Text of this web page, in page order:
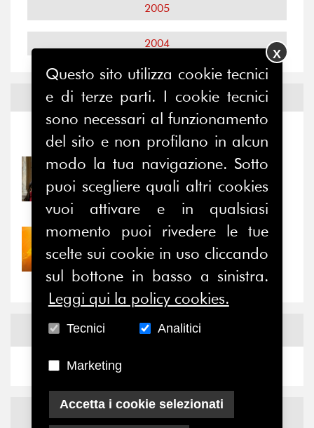
2005
2004
Notizie ed Eventi
Notizie -Eventi
31/07/2026
Prima della pausa estiva,
il valore di...
30/07/2026
Nove anni dopo la
“grande cecità”: la...
NewsFacebook
NewsX
Questo sito utilizza cookie tecnici
e di terze parti. I cookie tecnici
sono necessari al funzionamento
del sito e non profilano in alcun
modo la tua navigazione. Sotto
puoi scegliere quali altri cookies
vuoi attivare e in qualsiasi
momento puoi rivedere le tue
scelte sui cookie in uso cliccando
sul bottone in basso a sinistra.
Leggi qui la policy cookies.
Tecnici Analitici
Marketing
Accetta i cookie selezionati
X